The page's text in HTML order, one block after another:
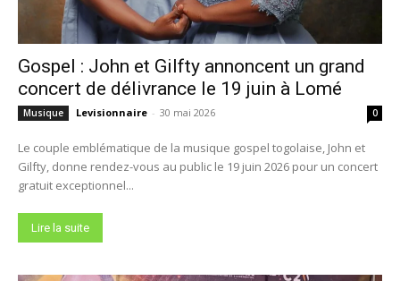
Gospel : John et Gilfty annoncent un grand
concert de délivrance le 19 juin à Lomé
Musique Levisionnaire - 30 mai 2026 0
Le couple emblématique de la musique gospel togolaise, John et
Gilfty, donne rendez-vous au public le 19 juin 2026 pour un concert
gratuit exceptionnel...
Lire la suite